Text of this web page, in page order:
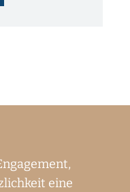
eine